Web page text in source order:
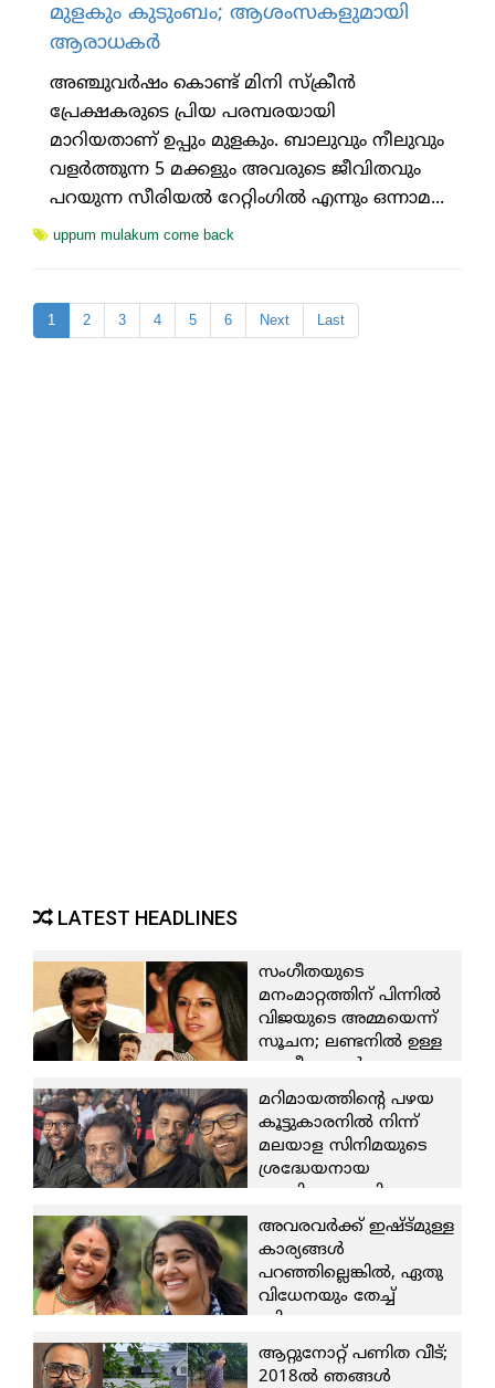
മുളകും കുടുംബം; ആശംസകളുമായി
ആരാധകർ
അഞ്ചുവർഷം കൊണ്ട് മിനി സ്ക്രീൻ
പ്രേക്ഷകരുടെ പ്രിയ പരമ്പരയായി
മാറിയതാണ് ഉപ്പും മുളകും. ബാലുവും നീലുവും
വളർത്തുന്ന 5 മക്കളും അവരുടെ ജീവിതവും
പറയുന്ന സീരിയൽ റേറ്റിംഗിൽ എന്നും ഒന്നാമ...
uppum mulakum come back
1 2 3 4 5 6 Next Last
LATEST HEADLINES
സംഗീതയുടെ
മനംമാറ്റത്തിന് പിന്നില്‍
വിജയുടെ അമ്മയെന്ന്
സൂചന; ലണ്ടനില്‍ ഉള്ള
സംഗീത ഉടന്‍
ചെന്നൈയിലെത്തിയേക്കും;
വിജയ്ക്കെതിരായ
വിവാഹമോചന ഹര്‍ജി
ഭാര്യ പിന്‍വലിച്ചതോടെ
ചര്‍ച്ചയില്‍ നിറഞ്ഞ് തൃഷ
ഞങ്ങളുണ്ടെന്ന്'
ആരാധകര്‍
8 August 2026
മറിമായത്തിന്റെ പഴയ
കൂട്ടുകാരനില്‍ നിന്ന്
മലയാള സിനിമയുടെ
ശ്രദ്ധേയനായ
സംവിധായകനിലേക്കുള്ള
യാത്ര; അതിന്
സാക്ഷിയാകാന്‍
കഴിഞ്ഞതില്‍ സുഹൃത്ത്
എന്ന നിലയില്‍
സന്തോഷം; ജിയോ
സന്തോഷം പങ്കിട്ട്
നിയാസ് ബക്കര്‍
അവരവര്‍ക്ക് ഇഷ്ട്മുള്ള
കാര്യങ്ങള്‍
പറഞ്ഞില്ലെങ്കില്‍, ഏതു
വിധേനയും തേച്ച്
ഒട്ടിക്കുക;എത്രമാത്രം
നികൃഷ്ട്ടമായി
സംസാരിക്കാമോ
ആറ്റുനോറ്റ് പണിത വീട്;
2018ല്‍ ഞങ്ങള്‍